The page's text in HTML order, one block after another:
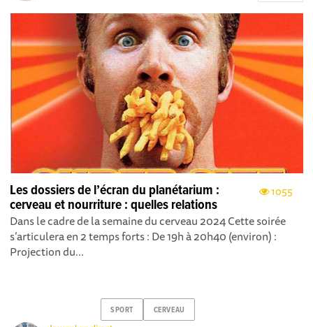
1055
Les dossiers de l’écran du planétarium :
cerveau et nourriture : quelles relations
Dans le cadre de la semaine du cerveau 2024 Cette soirée
s’articulera en 2 temps forts : De 19h à 20h40 (environ) :
Projection du...
SPORT CERVEAU